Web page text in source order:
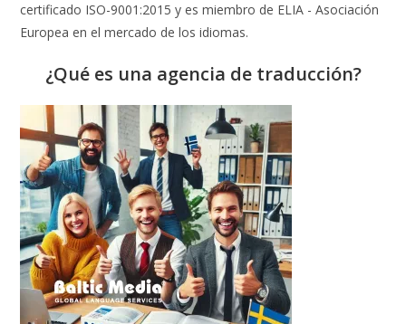
certificado ISO-9001:2015 y es miembro de ELIA - Asociación
Europea en el mercado de los idiomas.
¿Qué es una agencia de traducción?